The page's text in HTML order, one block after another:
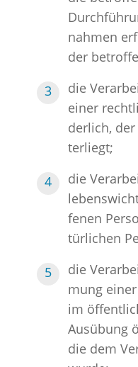
nah­men
der
die
einer
der­lich,
ter­liegt;
die
fe­nen
tür­li­chen
die
mung
im
Aus­übung
die dem